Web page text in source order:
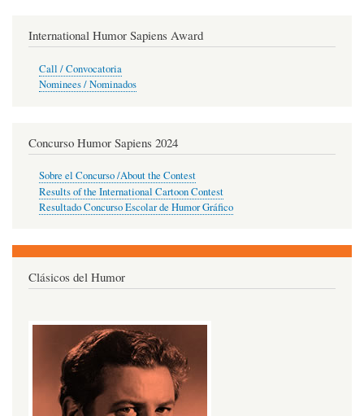
International Humor Sapiens Award
Call / Convocatoria
Nominees / Nominados
Concurso Humor Sapiens 2024
Sobre el Concurso /About the Contest
Results of the International Cartoon Contest
Resultado Concurso Escolar de Humor Gráfico
Clásicos del Humor